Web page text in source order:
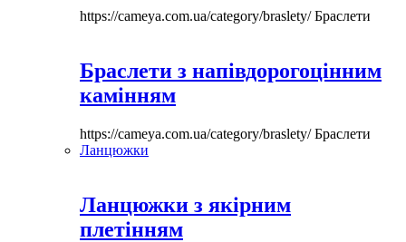
https://cameya.com.ua/category/braslety/Браслети
Браслети з напівдорогоцінним
камінням
https://cameya.com.ua/category/braslety/Браслети
Ланцюжки
Ланцюжки з якірним
плетінням